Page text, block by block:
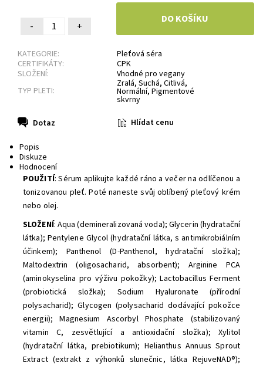
- +
KATEGORIE:
Pleťová séra
CERTIFIKÁTY:
CPK
SLOŽENÍ:
Vhodné pro vegany
TYP PLETI:
Zralá, Suchá, Citlivá,
Normální, Pigmentové
skvrny
Dotaz
Hlídat cenu
Popis
Diskuze
Hodnocení
POUŽITÍ: Sérum aplikujte každé ráno a večer na odlíčenou a
tonizovanou pleť. Poté naneste svůj oblíbený pleťový krém
nebo olej.
SLOŽENÍ: Aqua (demineralizovaná voda); Glycerin (hydratační
látka); Pentylene Glycol (hydratační látka, s antimikrobiálním
účinkem); Panthenol (D-Panthenol, hydratační složka);
Maltodextrin (oligosacharid, absorbent); Arginine PCA
(aminokyselina pro výživu pokožky); Lactobacillus Ferment
(probiotická složka); Sodium Hyaluronate (přírodní
polysacharid); Glycogen (polysacharid dodávající pokožce
energii); Magnesium Ascorbyl Phosphate (stabilizovaný
vitamin C, zesvětlující a antioxidační složka); Xylitol
(hydratační látka, prebiotikum); Helianthus Annuus Sprout
Extract (extrakt z výhonků slunečnic, látka RejuveNAD®);